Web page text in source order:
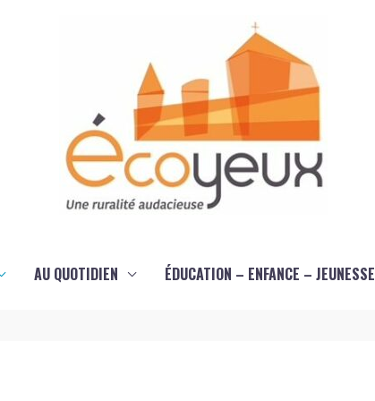
AU QUOTIDIEN ÉDUCATION – ENFANCE – JEUNESSE